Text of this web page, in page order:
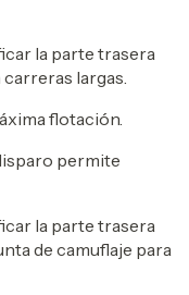
la parte trasera
largas.
flotación.
permite
la parte trasera
de camuflaje para